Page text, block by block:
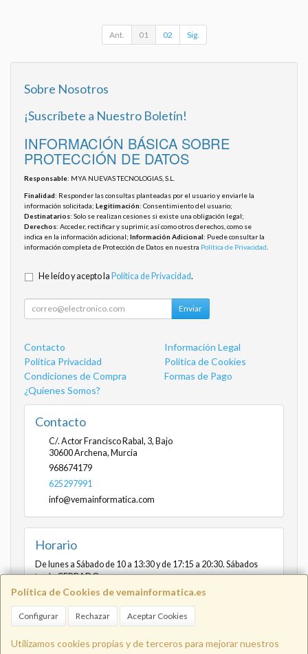
Ant. 01 02 Sig.
Política de Cookies de vemainformatica.es
Configurar Rechazar Aceptar Cookies
Utilizamos cookies propias y de terceros para mejorar nuestros
Sobre Nosotros
¡Suscríbete a Nuestro Boletín!
INFORMACIÓN BÁSICA SOBRE
PROTECCIÓN DE DATOS
Responsable: MYA NUEVAS TECNOLOGIAS, S.L.
Finalidad: Responder las consultas planteadas por el usuario y enviarle la
información solicitada; Legitimación: Consentimiento del usuario;
Destinatarios: Solo se realizan cesiones si existe una obligación legal;
Derechos: Acceder, rectificar y suprimir, así como otros derechos, como se
indica en la información adicional; Información Adicional: Puede consultar la
información completa de Protección de Datos en nuestra Política de Privacidad
He leído y acepto la Política de Privacidad.
Enviar
Contacto
Información Legal
Política Privacidad
Política de Cookies
Condiciones de Compra
Formas de Pago
¿Quienes Somos?
Contacto
C/. Actor Francisco Rabal, 3, Bajo
30600Archena, Murcia
968674179
625297991
info@vemainformatica.com
Horario
De lunes a Sábado de 10 a 13:30 y de 17:15 a 20:30. Sábados
tarde CERRADO
Info@vemainformatica.com 625